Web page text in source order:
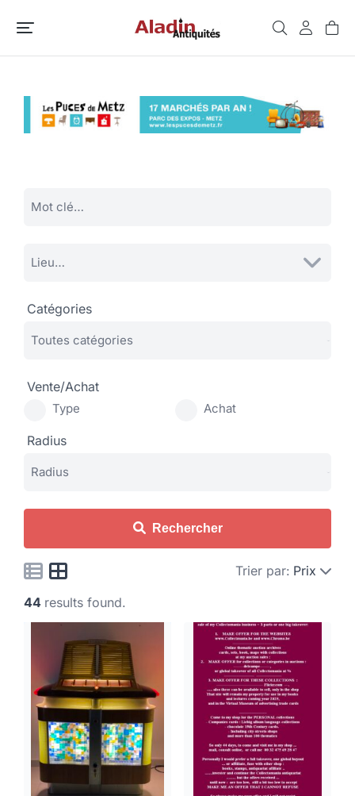
Catégories
Vente/Achat
Type Achat
Radius
Rechercher
Trier par: Prix
44 results found.